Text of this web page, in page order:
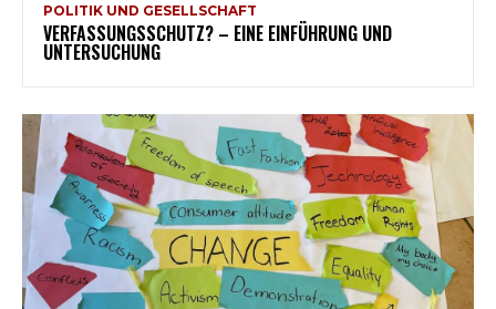
POLITIK UND GESELLSCHAFT
VERFASSUNGSSCHUTZ? – EINE EINFÜHRUNG UND
UNTERSUCHUNG